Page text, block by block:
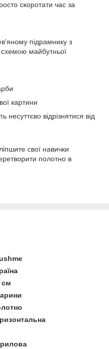
скоротати час за
підрамнику з
майбутньої
картини
несуттєво відрізнятися від
свої навички
полотно в
см